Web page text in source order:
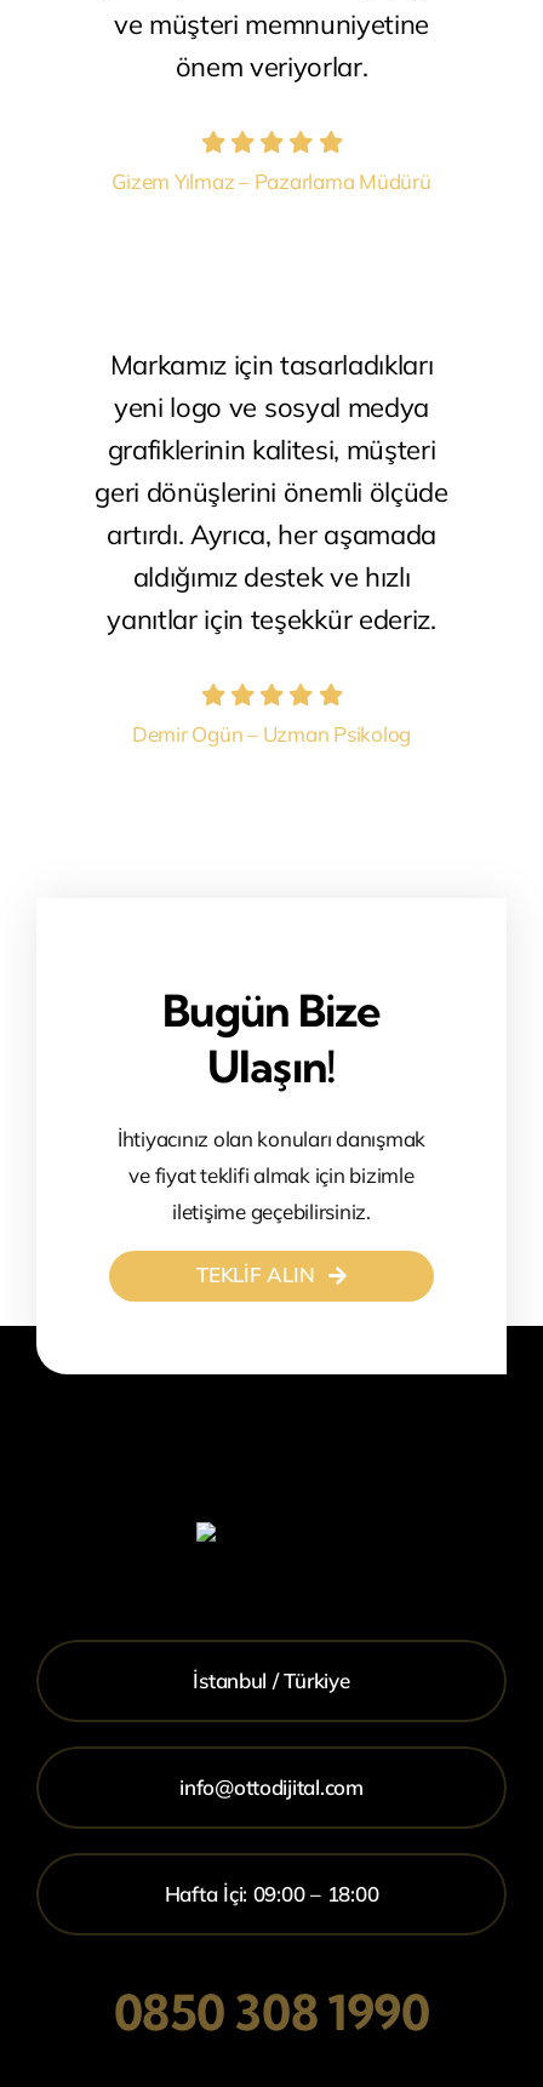
ve müşteri memnuniyetine
önem veriyorlar.
Gizem Yılmaz – Pazarlama Müdürü
Markamız için tasarladıkları
yeni logo ve sosyal medya
grafiklerinin kalitesi, müşteri
geri dönüşlerini önemli ölçüde
artırdı. Ayrıca, her aşamada
aldığımız destek ve hızlı
yanıtlar için teşekkür ederiz.
Demir Ogün – Uzman Psikolog
Bugün Bize
Ulaşın!
İhtiyacınız olan konuları danışmak
ve fiyat teklifi almak için bizimle
iletişime geçebilirsiniz.
TEKLİF ALIN
İstanbul / Türkiye
info@ottodijital.com
Hafta İçi: 09:00 – 18:00
0850 308 1990